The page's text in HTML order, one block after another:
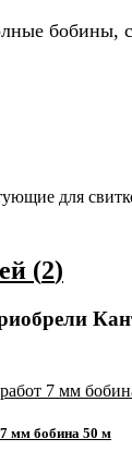
бобины,
для
(2)
мм бобина 50 м